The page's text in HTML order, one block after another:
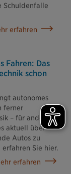
Schuldenfalle
erfahren
Fahren: Das
schon
autonomes
ferner
– für andere
aktuell über
Autos zu
Sie hier.
erfahren